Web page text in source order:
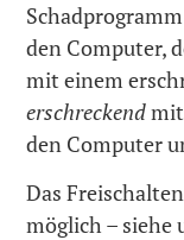
den Computer,
mit einem
erschreckend
den Computer
Das
möglich – siehe